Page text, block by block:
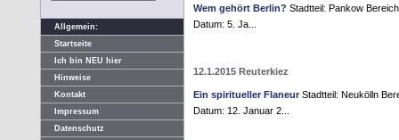
Allgemein:
Startseite
Ich bin NEU hier
Hinweise
Kontakt
Impressum
Datenschutz
Wem gehört Berlin? Stadtteil: Pankow
Datum: 5. Ja...
12.1.2015 Reuterkiez
Ein spiritueller Flaneur Stadtteil: Neukölln
Datum: 12. Januar 2...